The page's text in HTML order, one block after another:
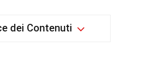
dei Contenuti